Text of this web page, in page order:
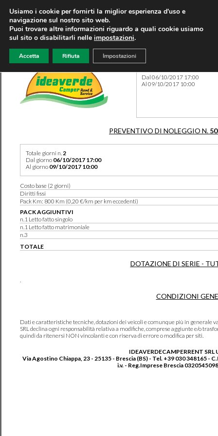
Dal 06/10/2017 17:00
Al 09/10/2017 10:00
PREVENTIVO DI NOLEGGIO N.
Totale giorni n.2
Dal giorno 06/10/2017 17:00
Al giorno 09/10/2017 10:00
Costo base (2 giorni)
Diritti fissi
Pack Km: 800 Km (0,20 €/km per km eccedenti)
PACK AGGIUNTIVI
n.1 Letto fatto singolo
n.1 Letto fatto matrimoniale
n.3
TOTALE
DOTAZIONE DI SERIE -
CONDIZIONI
Dati e caratteristiche tecniche, dotazioni dei veicoli e comunque più in generale
SRL declina ogni responsabilità relativa a modifiche, comprese aggiunte e/o
quindi da ritenersi NON vincolanti e con riserva di errore o modifica per siti.
IDEAVERDECAMPERRENT SRL
Via Agostino Chiappa, 23 - 25135 - Brescia (BS) - Tel. +39 030 348165 -
i.v. - Reg.Imprese Brescia
Usiamo i cookie per fornirti la miglior esperienza d'uso e
navigazione sul nostro sito web.
Puoi trovare altre informazioni riguardo a quali cookie usiamo
sul sito o disabilitarli nelle impostazioni.
Accetta Rifiuta Impostazioni